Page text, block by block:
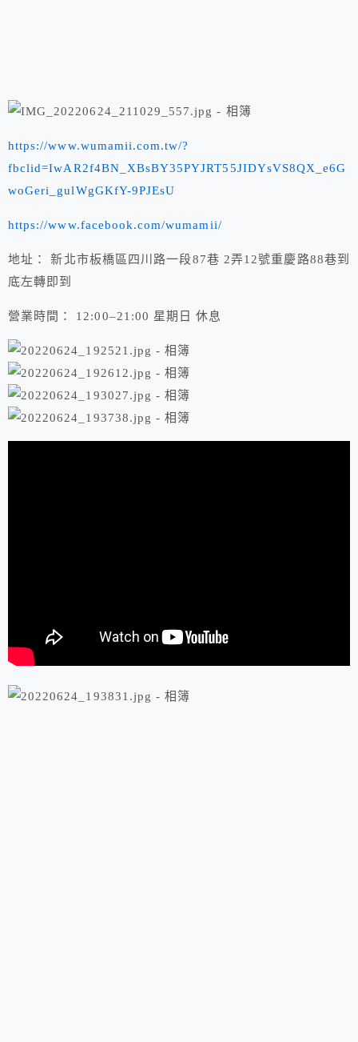
https://www.wumamii.com.tw/?
fbclid=IwAR2f4BN_XBsBY35PYJRT55JIDYsVS8QX_e6G
woGeri_gulWgGKfY-9PJEsU
https://www.facebook.com/wumamii/
地址： 新北市板橋區四川路一段87巷 2弄12號重慶路88巷到
底左轉即到
營業時間： 12:00–21:00 星期日 休息